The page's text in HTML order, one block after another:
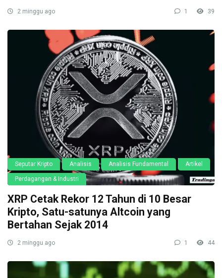
2 minggu ago 1 39
Seputar Kripto Analisis Analisis Fundamental Artikel
Perdagangan & Industri
XRP Cetak Rekor 12 Tahun di 10 Besar
Kripto, Satu-satunya Altcoin yang
Bertahan Sejak 2014
2 minggu ago 1 44